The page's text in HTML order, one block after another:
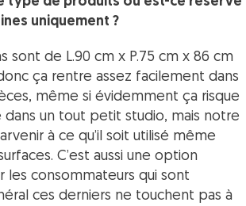
uniquement ?
sont de L.90 cm x P.75 cm x 86 cm
ça rentre assez facilement dans
même si évidemment ça risque
dans un tout petit studio, mais notre
à ce qu’il soit utilisé même
C’est aussi une option
les consommateurs qui sont
ces derniers ne touchent pas à